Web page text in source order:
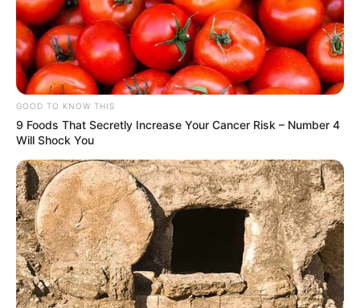
GOOD TO KNOW THIS
9 Foods That Secretly Increase Your Cancer Risk – Number 4
Will Shock You